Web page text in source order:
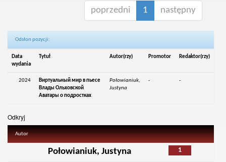
poprzedni 1 następny
Odsłon pozycji:
Data
wydania
Tytuł Autor(rzy) Promotor Redaktor(rzy)
2024
Виртуальный мир в пьесе
Влады Ольховской
Аватары о подростках
Połowianiuk,
Justyna
- -
Odkryj
Autor
1
Połowianiuk, Justyna